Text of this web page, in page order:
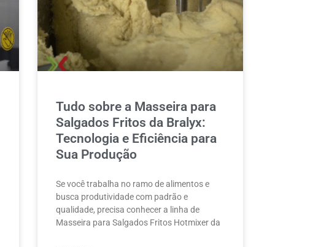
Tudo sobre a Masseira para
Salgados Fritos da Bralyx:
Tecnologia e Eficiência para
Sua Produção
Se você trabalha no ramo de alimentos e
busca produtividade com padrão e
qualidade, precisa conhecer a linha de
Masseira para Salgados Fritos Hotmixer da